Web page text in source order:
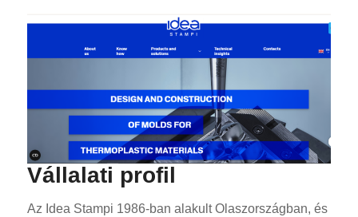
Vállalati profil
Az Idea Stampi 1986-ban alakult Olaszországban, és